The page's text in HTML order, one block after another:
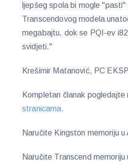
ljepšeg spola bi mogle "pasti"
Transcendovog modela
megabajtu, dok se PQI-ev
svidjeti."
Krešimir Matanović, PC
Kompletan članak
stranicama.
Naručite Kingston memoriju
Naručite Transcend